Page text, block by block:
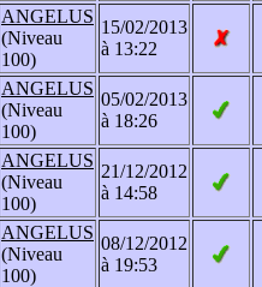
ANGELUS
(Niveau
100)
15/02/2013
à 13:22
ANGELUS
(Niveau
100)
05/02/2013
à 18:26
ANGELUS
(Niveau
100)
21/12/2012
à 14:58
ANGELUS
(Niveau
100)
08/12/2012
à 19:53